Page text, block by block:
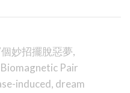
妙招擺脫惡夢,
Biomagnetic Pair
induced, dream